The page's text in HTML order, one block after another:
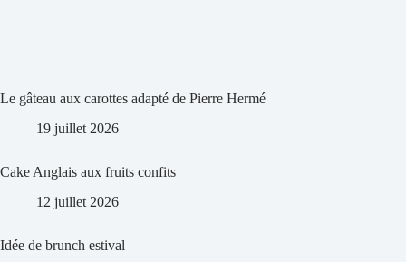
Le gâteau aux carottes adapté de Pierre Hermé
19 juillet 2026
Cake Anglais aux fruits confits
12 juillet 2026
Idée de brunch estival